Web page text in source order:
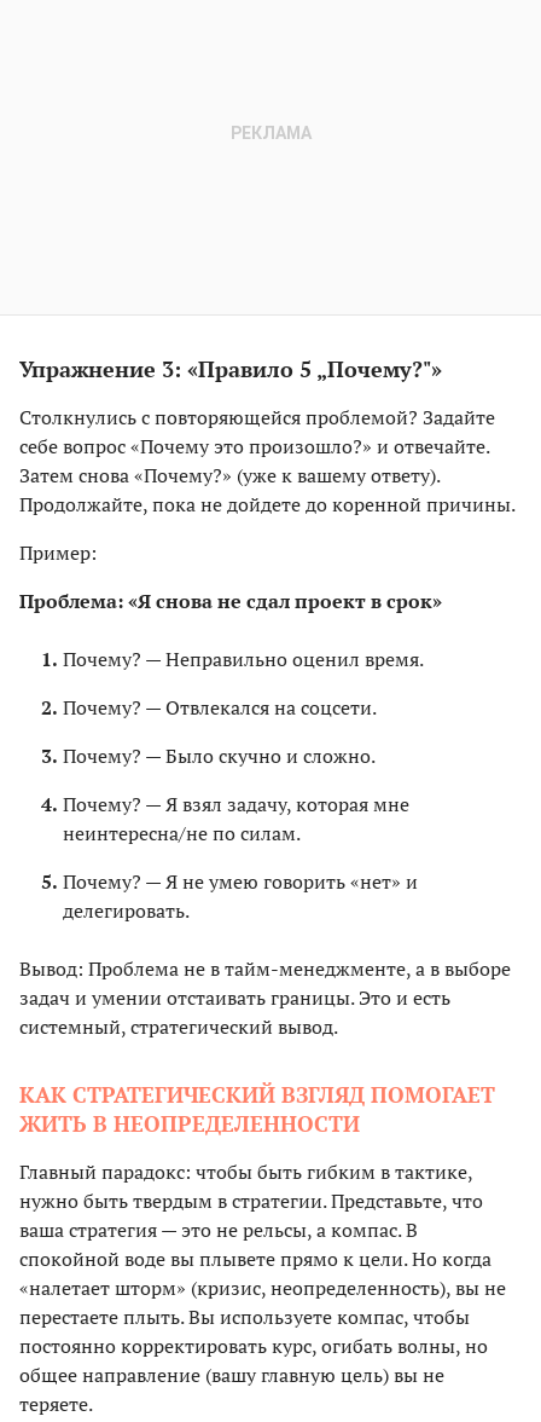
Упражнение 3: «Правило 5 „Почему?"»
Столкнулись с повторяющейся проблемой? Задайте
себе вопрос «Почему это произошло?» и отвечайте.
Затем снова «Почему?» (уже к вашему ответу).
Продолжайте, пока не дойдете до коренной причины.
Пример:
Проблема: «Я снова не сдал проект в срок»
Почему? — Неправильно оценил время.
Почему? — Отвлекался на соцсети.
Почему? — Было скучно и сложно.
Почему? — Я взял задачу, которая мне
неинтересна/не по силам.
Почему? — Я не умею говорить «нет» и
делегировать.
Вывод: Проблема не в тайм-менеджменте, а в выборе
задач и умении отстаивать границы. Это и есть
системный, стратегический вывод.
КАК СТРАТЕГИЧЕСКИЙ ВЗГЛЯД ПОМОГАЕТ
ЖИТЬ В НЕОПРЕДЕЛЕННОСТИ
Главный парадокс: чтобы быть гибким в тактике,
нужно быть твердым в стратегии. Представьте, что
ваша стратегия — это не рельсы, а компас. В
спокойной воде вы плывете прямо к цели. Но когда
«налетает шторм» (кризис, неопределенность), вы не
перестаете плыть. Вы используете компас, чтобы
постоянно корректировать курс, огибать волны, но
общее направление (вашу главную цель) вы не
теряете.